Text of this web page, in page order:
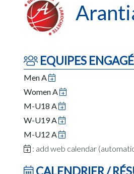
EQUIPES
Men A
Women A
M-U18 A
W-U19 A
M-U12 A
: add web calendar